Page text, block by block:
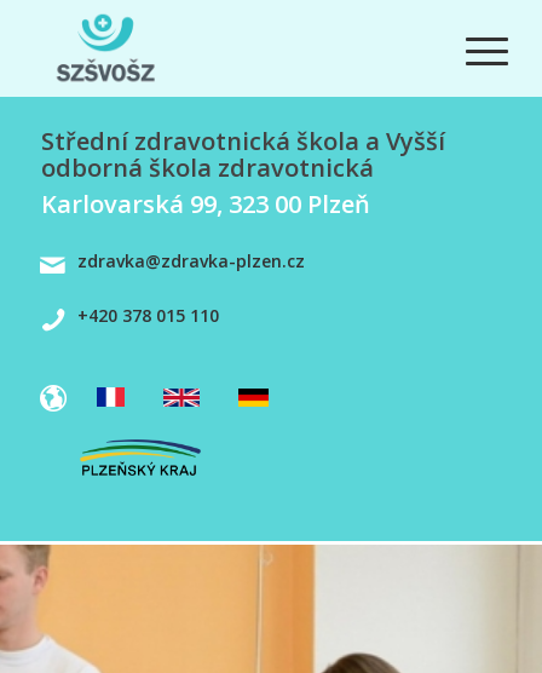
Střední zdravotnická škola a Vyšší
odborná škola zdravotnická
Karlovarská 99, 323 00 Plzeň
zdravka@zdravka-plzen.cz
+420 378 015 110